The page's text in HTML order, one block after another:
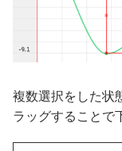
複数選択をした状
ラッグすることで